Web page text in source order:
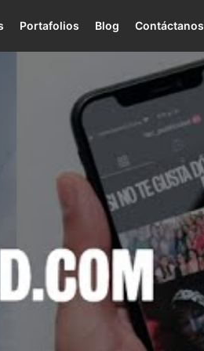
Portafolios Blog Contáctanos